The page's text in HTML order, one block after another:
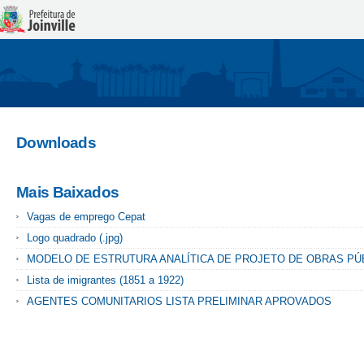
Downloads
Mais Baixados
Vagas de emprego Cepat
Logo quadrado (.jpg)
MODELO DE ESTRUTURA ANALÍTICA DE PROJETO DE OBRAS
Lista de imigrantes (1851 a 1922)
AGENTES COMUNITARIOS LISTA PRELIMINAR APROVADOS